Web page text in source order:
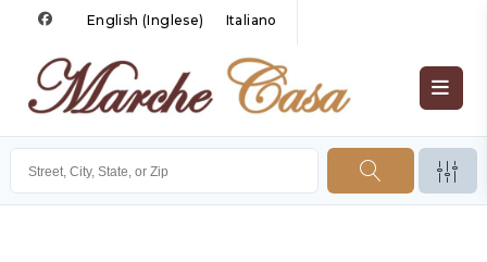
English (Inglese) Italiano